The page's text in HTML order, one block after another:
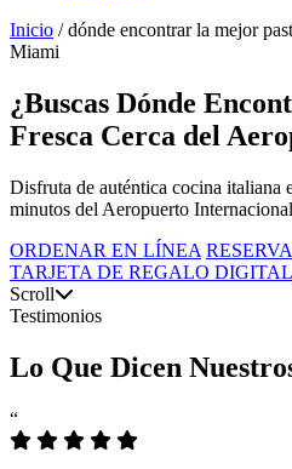
Inicio / dónde encontrar la mejor
Miami
¿Buscas Dónde
Fresca Cerca del
Disfruta de auténtica cocina italiana
minutos del Aeropuerto
ORDENAR EN LÍNEA
TARJETA DE REGALO DIGITAL
Scroll
Testimonios
Lo Que Dicen
“